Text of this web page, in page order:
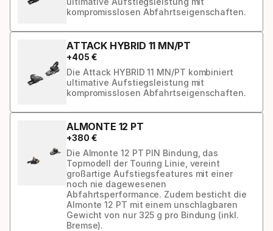
kompromisslosen Abfahrtseigenschaften.
ATTACK HYBRID 11 MN/PT
+405 €
Die Attack HYBRID 11 MN/PT kombiniert
ultimative Aufstiegsleistung mit
kompromisslosen Abfahrtseigenschaften.
ALMONTE 12 PT
+380 €
Die Almonte 12 PT PIN Bindung, das
Topmodell der Touring Linie, vereint
großartige Aufstiegsfeatures mit einer
noch nie dagewesenen
Abfahrtsperformance. Zudem besticht die
Almonte 12 PT mit einem unschlagbaren
Gewicht von nur 325 g pro Bindung (inkl.
Bremse).